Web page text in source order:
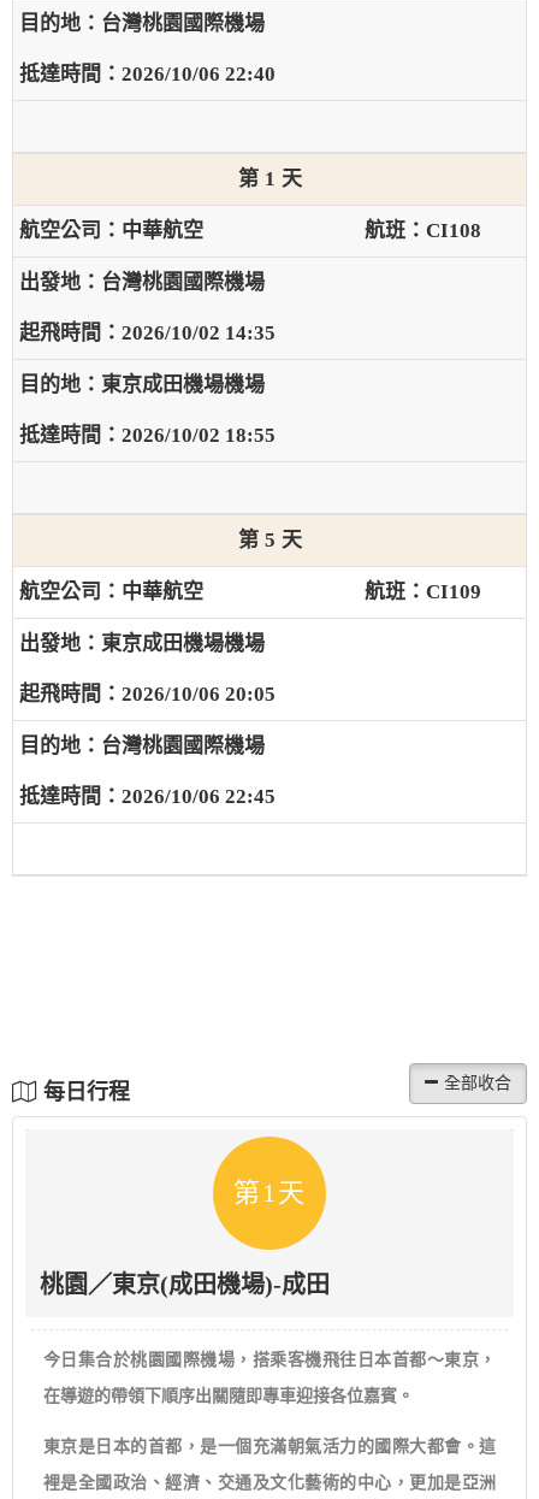
台灣桃園國際機場
2026/10/06 22:40
1
中華航空 CI108
台灣桃園國際機場
2026/10/02 14:35
東京成田機場機場
2026/10/02 18:55
5
中華航空 CI109
東京成田機場機場
2026/10/06 20:05
台灣桃園國際機場
2026/10/06 22:45
每日行程
第1天
桃園／東京(成田機場)-成田
今日集合於桃園國際機場，搭乘客機飛往日本首都～東京，
在導遊的帶領下順序出關隨即專車迎接各位嘉賓。
東京是日本的首都，是一個充滿朝氣活力的國際大都會。這
裡是全國政治、經濟、交通及文化藝術的中心，更加是亞洲